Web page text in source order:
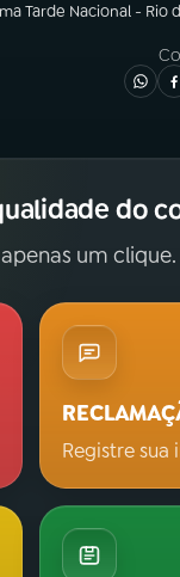
Tarde Nacional - Rio
do
um clique.
Registre sua